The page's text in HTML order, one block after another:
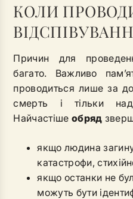
КОЛИ
Причин для
багато. Важливо
проводиться лише за
смерть і тільки
Найчастіше обряд
якщо людина
катастрофи,
якщо останки не
можуть бути